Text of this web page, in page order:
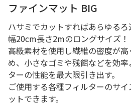
ファインマット BIG
ハサミでカットすればあらゆるろ
幅20cm長さ2mのロングサイズ！
高級素材を使用し繊維の密度が
め、小さなゴミや残餌などを効
ターの性能を最大限引き出す。
ご使用する各種フィルターのサ
ットできます。